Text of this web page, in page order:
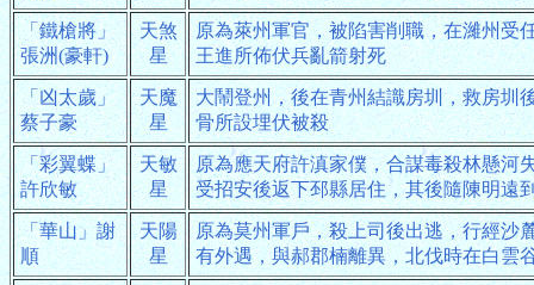
「鐵槍將」
張洲(豪軒)
天煞
星
原為萊州軍官，被陷害削職，在濰州受
王進所佈伏兵亂箭射死
「凶太歲」
蔡子豪
天魔
星
大鬧登州，後在青州結識房圳，救房圳
骨所設埋伏被殺
「彩翼蝶」
許欣敏
天敏
星
原為應天府許滇家僕，合謀毒殺林懸河
受招安後返下邳縣居住，其後隨陳明遠
「華山」謝
順
天陽
星
原為莫州軍戶，殺上司後出逃，行經沙
有外遇，與郝郡楠離異，北伐時在白雲